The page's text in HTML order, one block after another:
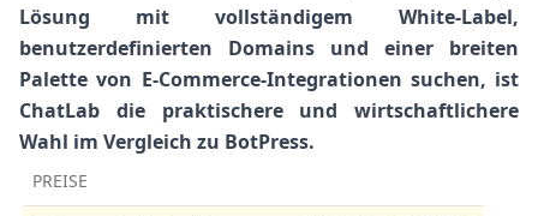
Lösung mit vollständigem White-Label,
benutzerdefinierten Domains und einer breiten
Palette von E-Commerce-Integrationen suchen, ist
ChatLab die praktischere und wirtschaftlichere
Wahl im Vergleich zu BotPress.
PREISE